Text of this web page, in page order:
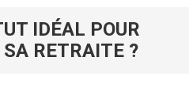
IDÉAL POUR
RETRAITE ?